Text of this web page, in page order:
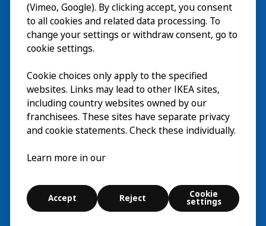
探索 検索
IKEA MuseumについてEN
© Inter IKEA Systems B.V. 2026
Cookie settings
(Vimeo, Google). By clicking accept, you consent
to all cookies and related data processing. To
change your settings or withdraw consent, go to
cookie settings.
Cookie choices only apply to the specified
websites. Links may lead to other IKEA sites,
including country websites owned by our
franchisees. These sites have separate privacy
and cookie statements. Check these individually.
Learn more in our
Accept Reject Cookie
settings